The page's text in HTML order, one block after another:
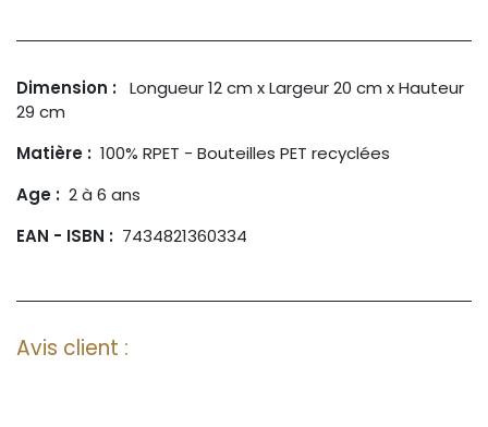
Dimension : Longueur 12 cm x Largeur 20 cm x Hauteur
29 cm
Matière : 100% RPET - Bouteilles PET recyclées
Age : 2 à 6 ans
EAN - ISBN : 7434821360334
Avis client :